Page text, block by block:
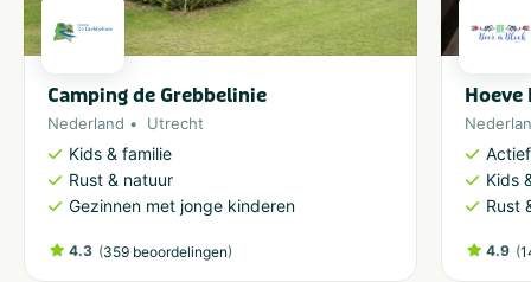
Camping de Grebbelinie
Nederland Utrecht
Kids & familie
Rust & natuur
Gezinnen met jonge kinderen
4.3 (359 beoordelingen)
Hoeve
Kids
Rust
4.9 (